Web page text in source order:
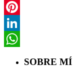
Twitter
Pinterest
LinkedIn
SOBRE MÍ